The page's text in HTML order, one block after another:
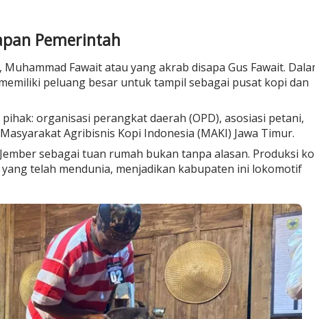
Pemerintah
Fawait atau yang akrab disapa Gus Fawait.
peluang besar untuk tampil sebagai pusat kopi dan
organisasi perangkat daerah (OPD), asosiasi petani,
Agribisnis Kopi Indonesia (MAKI) Jawa Timur.
sebagai tuan rumah bukan tanpa alasan. Produksi
telah mendunia, menjadikan kabupaten ini lokomotif